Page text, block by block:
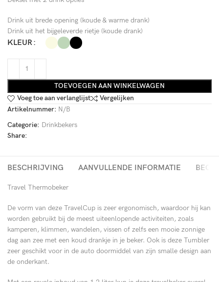
Drink uit brede opening (koude & warme drank)
Drink uit het bijgeleverde rietje (koude drank)
KLEUR
TOEVOEGEN AAN WINKELWAGEN
Voeg toe aan verlanglijst
Vergelijken
Artikelnummer: N/B
Categorie: Drinkbekers
Share:
BESCHRIJVING AANVULLENDE INFORMATIE
Travel Thermobeker
De vorm van deze TravelCup is zeer ergonomisch, waardoor hij kan
worden gebruikt bij de meest uiteenlopende activiteiten, zoals
kamperen, klimmen, wandelen, vissen of zelfs een mooie zonnige
dag aan zee met een koud drankje in je beker. Ook is deze Tumbler
zeer geschikt voor in de auto doormiddel van zijn smalle design aan
de onderkant.